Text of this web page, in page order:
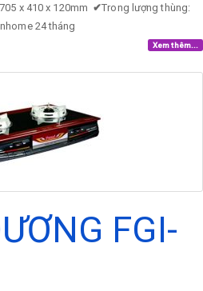
x 410 x 120mm ✔Trong lượng thùng:
24 tháng
Xem thêm...
FGI-